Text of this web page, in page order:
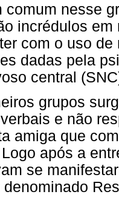
comum nesse
incrédulos
com o uso
dadas pela
central
grupos
e não
amiga que
após a
se
denominado